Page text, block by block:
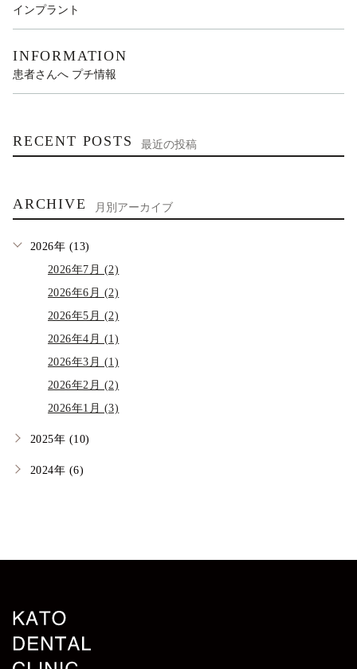
インプラント
INFORMATION
患者さんへ プチ情報
RECENT POSTS 最近の投稿
ARCHIVE 月別アーカイブ
2026年 (13)
2026年7月 (2)
2026年6月 (2)
2026年5月 (2)
2026年4月 (1)
2026年3月 (1)
2026年2月 (2)
2026年1月 (3)
2025年 (10)
2024年 (6)